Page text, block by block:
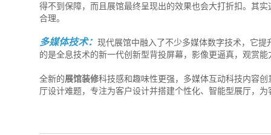
得不到保障，而且展馆最终呈现出的效果也会大打折扣。其
合理。
多媒体技术： 现代展馆中融入了不少多媒体数字技术，它
的是全息技术的新一代创新型背投屏幕，影像更逼真，观赏
全新的展馆装修科技感和趣味性更强，多媒体互动科技内容
厅设计难题，专注为客户设计并搭建个性化、智能型展厅，